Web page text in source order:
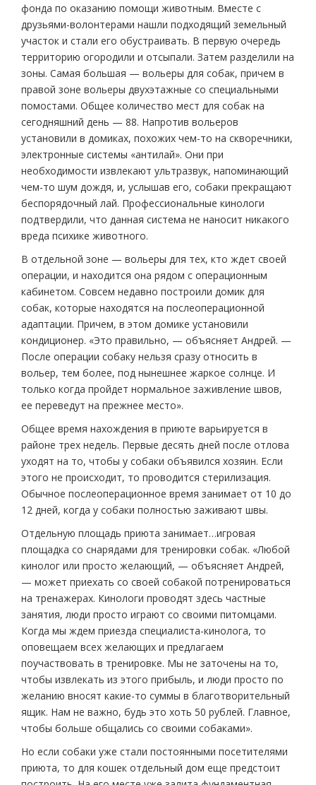
фонда по оказанию помощи животным. Вместе с
друзьями-волонтерами нашли подходящий земельный
участок и стали его обустраивать. В первую очередь
территорию огородили и отсыпали. Затем разделили на
зоны. Самая большая — вольеры для собак, причем в
правой зоне вольеры двухэтажные со специальными
помостами. Общее количество мест для собак на
сегодняшний день — 88. Напротив вольеров
установили в домиках, похожих чем-то на скворечники,
электронные системы «антилай». Они при
необходимости извлекают ультразвук, напоминающий
чем-то шум дождя, и, услышав его, собаки прекращают
беспорядочный лай. Профессиональные кинологи
подтвердили, что данная система не наносит никакого
вреда психике животного.
В отдельной зоне — вольеры для тех, кто ждет своей
операции, и находится она рядом с операционным
кабинетом. Совсем недавно построили домик для
собак, которые находятся на послеоперационной
адаптации. Причем, в этом домике установили
кондиционер. «Это правильно, — объясняет Андрей. —
После операции собаку нельзя сразу относить в
вольер, тем более, под нынешнее жаркое солнце. И
только когда пройдет нормальное заживление швов,
ее переведут на прежнее место».
Общее время нахождения в приюте варьируется в
районе трех недель. Первые десять дней после отлова
уходят на то, чтобы у собаки объявился хозяин. Если
этого не происходит, то проводится стерилизация.
Обычное послеоперационное время занимает от 10 до
12 дней, когда у собаки полностью заживают швы.
Отдельную площадь приюта занимает…игровая
площадка со снарядами для тренировки собак. «Любой
кинолог или просто желающий, — объясняет Андрей,
— может приехать со своей собакой потренироваться
на тренажерах. Кинологи проводят здесь частные
занятия, люди просто играют со своими питомцами.
Когда мы ждем приезда специалиста-кинолога, то
оповещаем всех желающих и предлагаем
поучаствовать в тренировке. Мы не заточены на то,
чтобы извлекать из этого прибыль, и люди просто по
желанию вносят какие-то суммы в благотворительный
ящик. Нам не важно, будь это хоть 50 рублей. Главное,
чтобы больше общались со своими собаками».
Но если собаки уже стали постоянными посетителями
приюта, то для кошек отдельный дом еще предстоит